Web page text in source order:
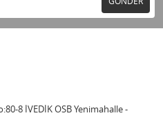
8 İVEDİK OSB Yenimahalle -